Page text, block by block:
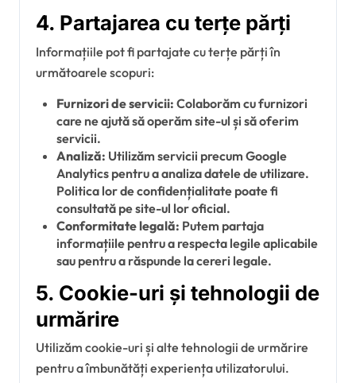
4. Partajarea cu terțe părți
Informațiile pot fi partajate cu terțe părți în
următoarele scopuri:
Furnizori de servicii: Colaborăm cu furnizori
care ne ajută să operăm site-ul și să oferim
servicii.
Analiză: Utilizăm servicii precum Google
Analytics pentru a analiza datele de utilizare.
Politica lor de confidențialitate poate fi
consultată pe site-ul lor oficial.
Conformitate legală: Putem partaja
informațiile pentru a respecta legile aplicabile
sau pentru a răspunde la cereri legale.
5. Cookie-uri și tehnologii de
urmărire
Utilizăm cookie-uri și alte tehnologii de urmărire
pentru a îmbunătăți experiența utilizatorului.